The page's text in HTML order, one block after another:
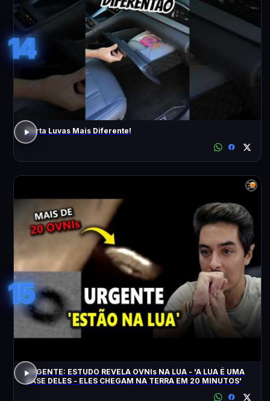
14
Porta Luvas Mais Diferente!
15
URGENTE: ESTUDO REVELA OVNIs NA LUA - 'A LUA É UMA
BASE DELES - ELES CHEGAM NA TERRA EM 20 MINUTOS'